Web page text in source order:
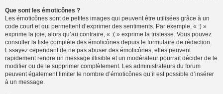
Que sont les émoticônes ?
Les émoticônes sont de petites images qui peuvent être utilisées grâce à un
code court et qui permettent d’exprimer des sentiments. Par exemple, « :) »
exprime la joie, alors qu’au contraire, « :( » exprime la tristesse. Vous pouvez
consulter la liste complète des émoticônes depuis le formulaire de rédaction.
Essayez cependant de ne pas abuser des émoticônes, elles peuvent
rapidement rendre un message illisible et un modérateur pourrait décider de le
modifier ou de le supprimer complètement. Les administrateurs du forum
peuvent également limiter le nombre d’émoticônes qu’il est possible d’insérer
à un message.